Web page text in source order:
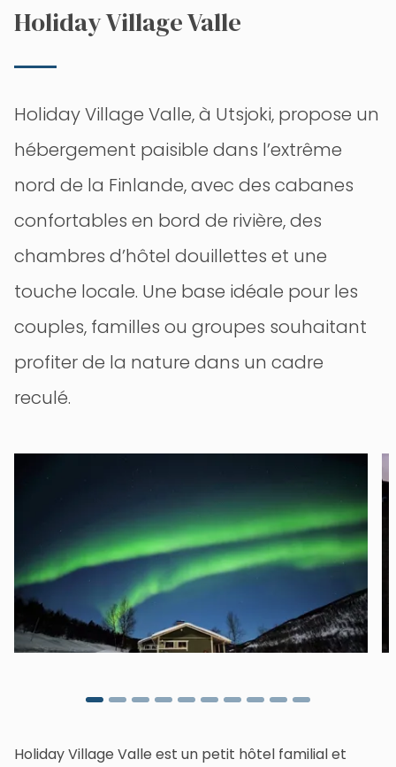
Holiday Village Valle
Holiday Village Valle, à Utsjoki, propose un
hébergement paisible dans l’extrême
nord de la Finlande, avec des cabanes
confortables en bord de rivière, des
chambres d’hôtel douillettes et une
touche locale. Une base idéale pour les
couples, familles ou groupes souhaitant
profiter de la nature dans un cadre
reculé.
Holiday Village Valle est un petit hôtel familial et